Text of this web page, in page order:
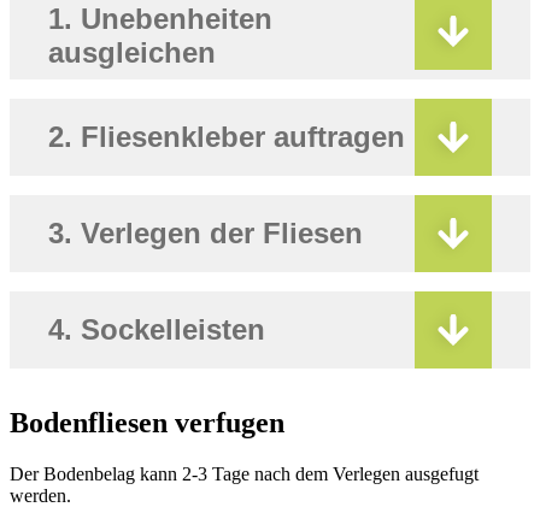
1. Unebenheiten
ausgleichen
2. Fliesenkleber auftragen
3. Verlegen der Fliesen
4. Sockelleisten
Bodenfliesen verfugen
Der Bodenbelag kann 2-3 Tage nach dem Verlegen ausgefugt
werden.